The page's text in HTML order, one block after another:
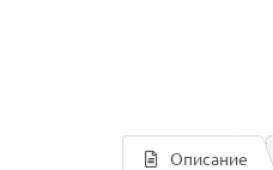
Описание